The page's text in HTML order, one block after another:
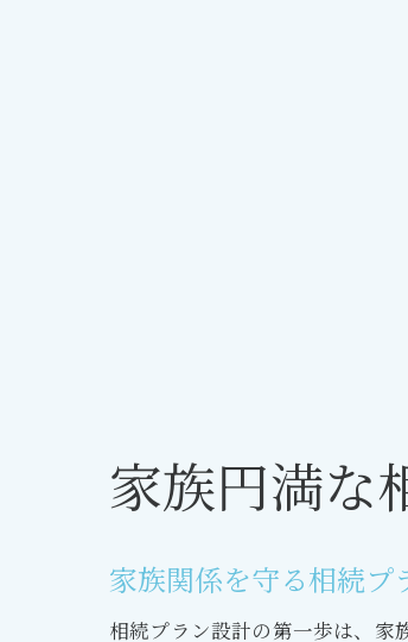
家族円満な
家族関係を守る相続プ
相続プラン設計の第一歩は、家